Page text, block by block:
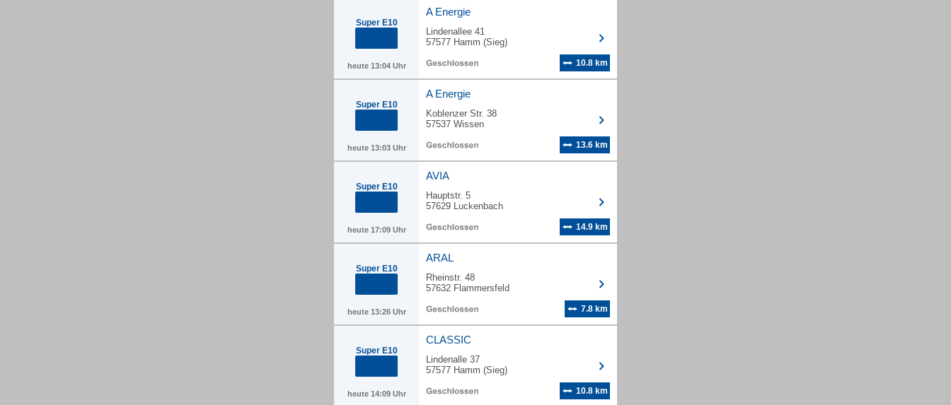
Super E10
heute 13:04 Uhr
A Energie
Lindenallee 41
57577 Hamm (Sieg)
10.8 km
Super E10
heute 13:03 Uhr
A Energie
Koblenzer Str. 38
57537 Wissen
13.6 km
Super E10
heute 17:09 Uhr
AVIA
Hauptstr. 5
57629 Luckenbach
14.9 km
Super E10
heute 13:26 Uhr
ARAL
Rheinstr. 48
57632 Flammersfeld
7.8 km
Super E10
heute 14:09 Uhr
CLASSIC
Lindenalle 37
57577 Hamm (Sieg)
10.8 km